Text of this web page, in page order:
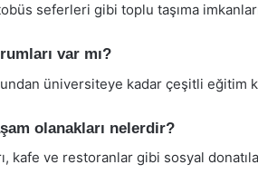
seferleri gibi toplu taşıma
var mı?
üniversiteye kadar çeşitli eğitim
olanakları nelerdir?
kafe ve restoranlar gibi sosyal